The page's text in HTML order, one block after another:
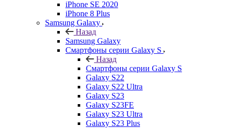
iPhone SE 2020
iPhone 8 Plus
Samsung Galaxy
Назад
Samsung Galaxy
Смартфоны серии Galaxy S
Назад
Смартфоны серии Galaxy S
Galaxy S22
Galaxy S22 Ultra
Galaxy S23
Galaxy S23FE
Galaxy S23 Ultra
Galaxy S23 Plus